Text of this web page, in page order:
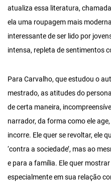
atualiza essa literatura,
ela uma roupagem mais
interessante de ser lido por
intensa, repleta de sentimentos
Para Carvalho, que estudou o
mestrado, as atitudes do
de certa maneira,
narrador, da forma como ele
incorre. Ele quer se revoltar, ele
‘contra a sociedade’, mas ao
e para a família. Ele quer
especialmente em sua relação